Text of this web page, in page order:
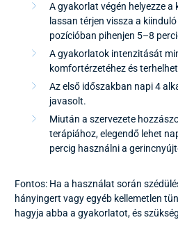
A gyakorlat végén helyezze a
lassan térjen vissza a
pozícióban pihenjen 5–8
A gyakorlatok intenzitását
komfortérzetéhez és
Az első időszakban napi 4
javasolt.
Miután a szervezete
terápiához, elegendő lehet
percig használni a
Fontos: Ha a használat során
hányingert vagy egyéb kellemetlen
hagyja abba a gyakorlatot, és